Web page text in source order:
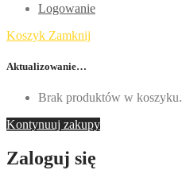
Logowanie
Koszyk Zamknij
Aktualizowanie…
Brak produktów w koszyku.
Kontynuuj zakupy
Zaloguj się